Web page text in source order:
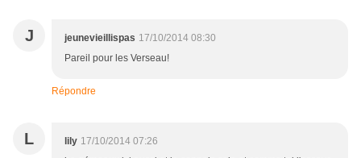
J jeunevieillispas 17/10/2014 08:30
Pareil pour les Verseau!
Répondre
L lily 17/10/2014 07:26